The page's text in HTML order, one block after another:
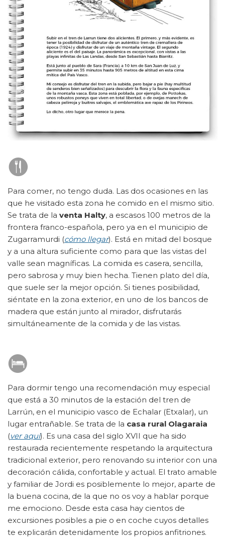
Para comer, no tengo duda. Las dos ocasiones en las
que he visitado esta zona he comido en el mismo sitio.
Se trata de la venta Halty, a escasos 100 metros de la
frontera franco-española, pero ya en el municipio de
Zugarramurdi (cómo llegar). Está en mitad del bosque
y a una altura suficiente como para que las vistas del
valle sean magníficas. La comida es casera, sencilla,
pero sabrosa y muy bien hecha. Tienen plato del día,
que suele ser la mejor opción. Si tienes posibilidad,
siéntate en la zona exterior, en uno de los bancos de
madera que están junto al mirador, disfrutarás
simultáneamente de la comida y de las vistas.
Para dormir tengo una recomendación muy especial
que está a 30 minutos de la estación del tren de
Larrún, en el municipio vasco de Echalar (Etxalar), un
lugar entrañable. Se trata de la casa rural Olagaraia
(ver aquí). Es una casa del siglo XVII que ha sido
restaurada recientemente respetando la arquitectura
tradicional exterior, pero renovando su interior con una
decoración cálida, confortable y actual. El trato amable
y familiar de Jordi es posiblemente lo mejor, aparte de
la buena cocina, de la que no os voy a hablar porque
me emociono. Desde esta casa hay cientos de
excursiones posibles a pie o en coche cuyos detalles
te explicarán detenidamente los propios anfitriones.